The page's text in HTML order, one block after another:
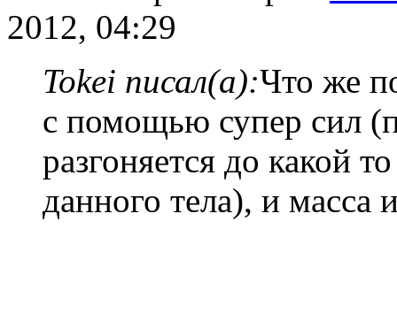
2012, 04:29
Tokei писал(а):Что же
с помощью супер сил
разгоняется до какой
данного тела), и масса